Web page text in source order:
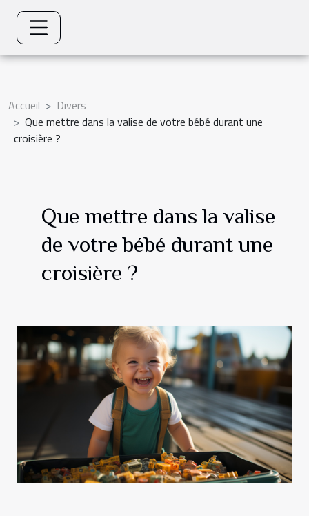
Accueil
Divers
Que mettre dans la valise de votre bébé durant une
croisière ?
Que mettre dans la valise
de votre bébé durant une
croisière ?